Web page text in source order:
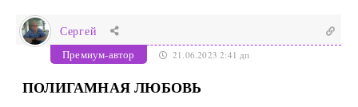
Сергей
Премиум-автор 21.06.2023 2:41 дп
ПОЛИГАМНАЯ ЛЮБОВЬ